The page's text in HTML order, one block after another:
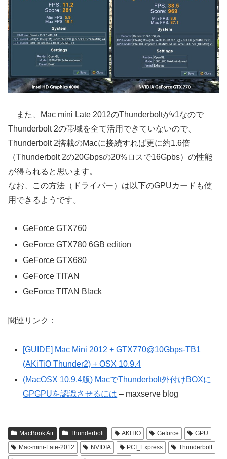
また、Mac mini Late 2012のThunderboltがv1なので
Thunderbolt 2の帯域を全て活用できていないので、
Thunderbolt 2搭載のMacに接続すれば更に約1.6倍
（Thunderbolt 2の20Gbpsの20%ロスで16Gpbs）の性能
が得られると思います。
なお、この方法（ドライバー）は以下のGPUカードも使
用できるようです。
GeForce GTX760
GeForce GTX780 6GB edition
GeForce GTX680
GeForce TITAN
GeForce TITAN Black
関連リンク：
[GUIDE] Mac Mini 2012 + GTX770@10Gbps-TB1
(AKiTiO Thunder2) + OSX 10.9.4
(MacOSX 10.9.4版) MacでThunderbolt外付けBOXに
GPGPUを認識させるには – maxserve blog
MacBook Air Thunderbolt AKITIO Geforce
GPU
Mac-mini-Late-2012
NVIDIA PCI_Express
Thunderbolt